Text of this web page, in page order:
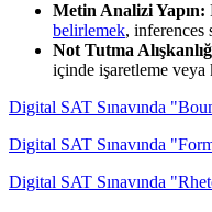
Metin Analizi Yapın:
belirlemek, inferences
Not Tutma
içinde işaretleme veya
Digital SAT Sınavında
Digital SAT Sınavında
Digital SAT Sınavında